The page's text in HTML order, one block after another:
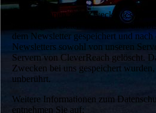
Die von Ihnen zum Zwecke des
hinterlegten Daten werden von uns
dem Newsletter gespeichert und
Newsletters sowohl von unseren
Servern von CleverReach gelöscht.
Zwecken bei uns gespeichert
unberührt.
Weitere Informationen zum
entnehmen Sie auf: